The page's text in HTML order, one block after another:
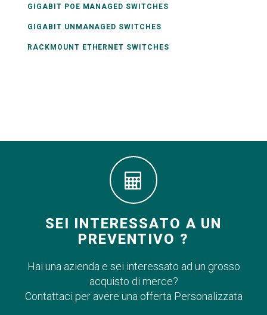
GIGABIT POE MANAGED SWITCHES
GIGABIT UNMANAGED SWITCHES
RACKMOUNT ETHERNET SWITCHES
SEI INTERESSATO A UN
PREVENTIVO ?
Hai una azienda e sei interessato ad un grosso
acquisto di merce?
Contattaci per avere una offerta Personalizzata